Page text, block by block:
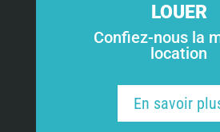
LOUER
Confiez-nous la
location
En savoir